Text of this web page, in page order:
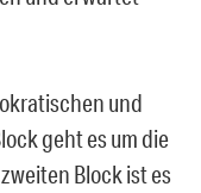
und
geht es um die
Block ist es